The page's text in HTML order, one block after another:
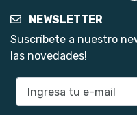
NEWSLETTER
Suscríbete a nuestro
las novedades!
E-mail